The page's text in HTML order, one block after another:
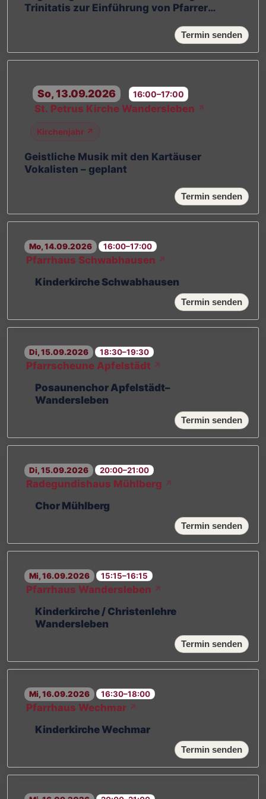
Trinitatis zur Einführung von Pfarrer
Termin senden
So, 13.09.2026 16:00–17:00
St. Petrus Kirche Wandersleben ↗
Kirchenjahr ↗
Geistliche Musik mit den Kartäuser
Vokalisten – geplant
Termin senden
Mo, 14.09.2026 16:00–17:00
Pfarrhaus Schwabhausen ↗
Kinderkirche Schwabhausen
Termin senden
Di, 15.09.2026 18:30–19:30
Pfarrscheune Apfelstädt ↗
Posaunenchor Apfelstädt–
Wandersleben
Termin senden
Di, 15.09.2026 20:00–21:00
Radegundishaus Mühlberg ↗
Chor Mühlberg
Termin senden
Mi, 16.09.2026 15:15–16:15
Pfarrhaus Wandersleben ↗
Kinderkirche / Christenlehre
Wandersleben
Termin senden
Mi, 16.09.2026 16:30–18:00
Pfarrhaus Wechmar ↗
Kinderkirche Wechmar
Termin senden